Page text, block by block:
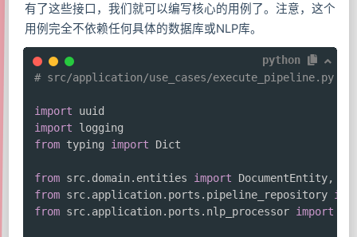
有了这些接口，我们就可以编写核心的用例了。注意，这个
用例完全不依赖任何具体的数据库或NLP库。
python
# src/application/use_cases/execute_pipeline.py
import
import
from typing import Dict
from src. domain. entities import DocumentEntity,
from src. application. ports . pipeline_repository
from src. application. ports . nlp_processor import